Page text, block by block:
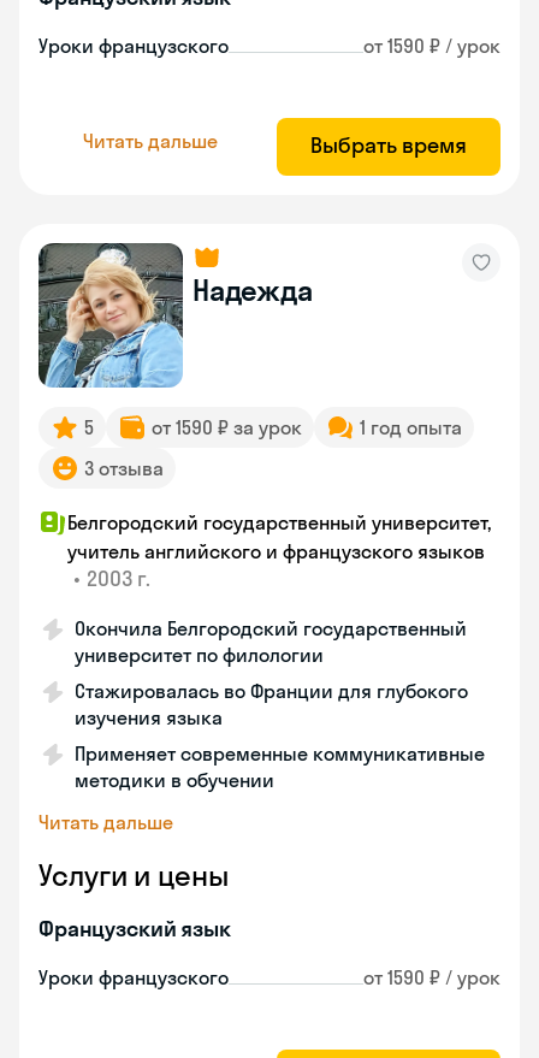
Уроки французского от 1590 ₽ / урок
Читать дальше Выбрать время
Надежда
5 от 1590 ₽ за урок
1 год опыта
3 отзыва
Белгородский государственный университет,
учитель английского и французского языков
• 2003 г.
Окончила Белгородский государственный
университет по филологии
Стажировалась во Франции для глубокого
изучения языка
Применяет современные коммуникативные
методики в обучении
Читать дальше
Услуги и цены
Французский язык
Уроки французского от 1590 ₽ / урок